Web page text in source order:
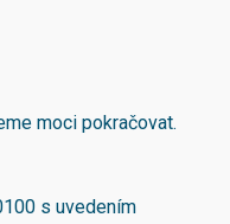
moci pokračovat.
s uvedením